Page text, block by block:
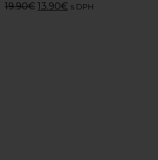
19.90€ 13.90€ s DPH